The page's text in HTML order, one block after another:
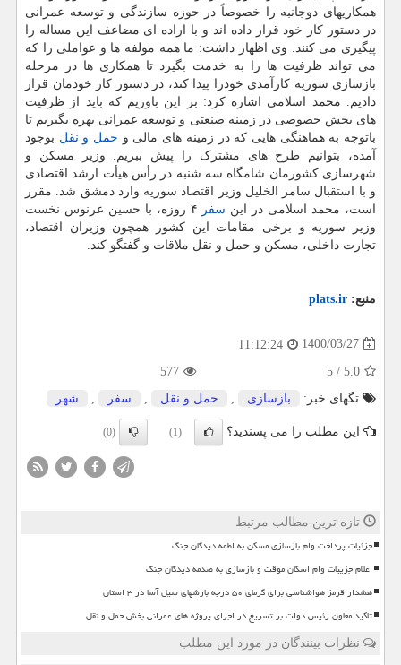
همکاریهای دوجانبه را خصوصاً در حوزه سازندگی و توسعه عمرانی
در دستور کار خود قرار داده اند و با اراده ای مضاعف این مساله را
پیگیری می کنند. وی اظهار داشت: ما همه مولفه ها و عواملی را که
می تواند ظرفیت ها را به خدمت بگیرد تا همکاری ها در مرحله
بازسازی سوریه کارآمدی خودرا پیدا کند، در دستور کار خودمان قرار
دادیم. محمد اسلامی اشاره کرد: بر این باوریم که باید از ظرفیت
های بخش خصوصی در زمینه صنعتی و توسعه عمرانی بهره بگیریم تا
باتوجه به هماهنگی هایی که در زمینه های مالی و حمل و نقل بوجود
آمده، بتوانیم طرح های مشترک را پیش ببریم. وزیر مسکن و
شهرسازی کشورمان شامگاه سه شنبه در رأس هیأت ارشد اقتصادی
و با استقبال سامر الخلیل وزیر اقتصاد سوریه وارد دمشق شد. مقرر
است، محمد اسلامی در این سفر
۴ روزه، با حسین عرنوس نخست
وزیر سوریه و برخی مقامات این کشور همچون وزیران اقتصاد،
تجارت داخلی، مسکن و حمل و نقل ملاقات و گفتگو کند.
منبع: plats.ir
1400/03/27
11:12:24
5.0
/
5
577
تگهای خبر:
بازسازی حمل و نقل سفر شهر
این مطلب را می پسندید؟ (1)
(0)
تازه ترین مطالب مرتبط
جزئیات پرداخت وام بازسازی مسکن به لطمه دیدگان جنگ
اعلام جزییات وام اسکان موقت و بازسازی به صدمه دیدگان جنگ
هشدار قرمز هواشناسی برای گرمای ۵۰ درجه بارشهای سیل آسا در ۳ استان
تاکید معاون رئیس دولت بر تسریع در اجرای پروژه های عمرانی بخش حمل و نقل
نظرات بینندگان در مورد این مطلب